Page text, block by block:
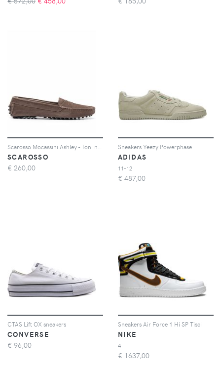
SCAROSSO
€ 260,00
Sneakers Yeezy Powerphase
ADIDAS
11-12
€ 487,00
CTAS Lift OX sneakers
CONVERSE
€ 96,00
Sneakers Air Force 1 Hi SP Tisci
NIKE
4
€ 1637,00